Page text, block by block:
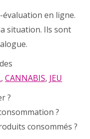
évaluation en ligne.
situation. Ils sont
, CANNABIS, JEU
?
?
consommés ?